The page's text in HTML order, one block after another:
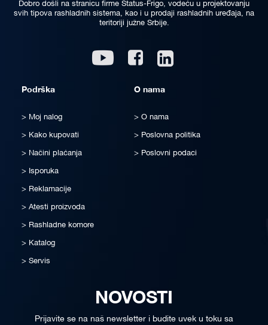
Dobro došli na stranicu firme Status-Frigo, vodeću u projektovanju
svih tipova rashladnih sistema, kao i u prodaji rashladnih uređaja, na
teritoriji južne Srbije.
Youtube Facebook
Podrška
Moj nalog
Kako kupovati
Načini plaćanja
Isporuka
Reklamacije
Atesti proizvoda
Rashladne komore
Katalog
Servis
O nama
O nama
Poslovna politika
Poslovni podaci
NOVOSTI
Prijavite se na naš newsletter i budite uvek u toku sa